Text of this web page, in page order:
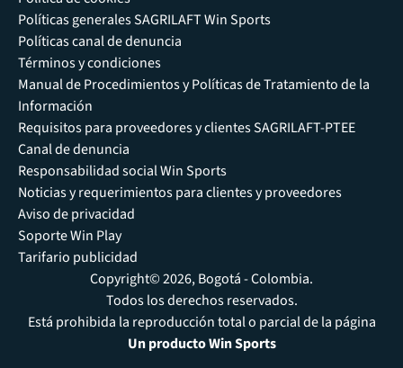
Políticas generales SAGRILAFT Win Sports
Políticas canal de denuncia
Términos y condiciones
Manual de Procedimientos y Políticas de Tratamiento de la
Información
Requisitos para proveedores y clientes SAGRILAFT-PTEE
Canal de denuncia
Responsabilidad social Win Sports
Noticias y requerimientos para clientes y proveedores
Aviso de privacidad
Soporte Win Play
Tarifario publicidad
Copyright© 2026, Bogotá - Colombia.
Todos los derechos reservados.
Está prohibida la reproducción total o parcial de la página
Un producto Win Sports